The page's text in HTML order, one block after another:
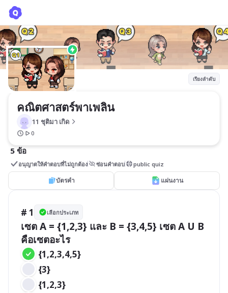
เรียงลำดับ
คณิตศาสตร์พาเพลิน
11 ชุติมา เกิด
0
5 ข้อ
อนุญาตให้คำตอบที่ไม่ถูกต้อง ซ่อนคำตอบ public quiz
บัตรคำ แผ่นงาน
# 1 เลือกประเภท
เซต A = {1,2,3} และ B = {3,4,5} เซต A U B
คือเซตอะไร
{1,2,3,4,5}
{3}
{1,2,3}